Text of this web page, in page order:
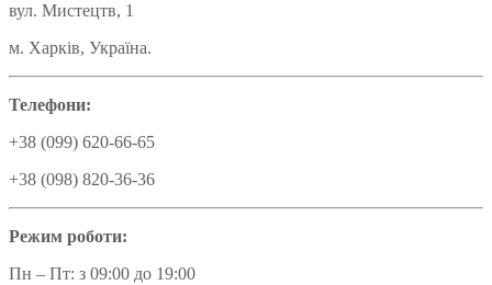
вул. Мистецтв, 1
м. Харків, Україна.
Телефони:
+38 (099) 620-66-65
+38 (098) 820-36-36
Режим роботи:
Пн – Пт: з 09:00 до 19:00